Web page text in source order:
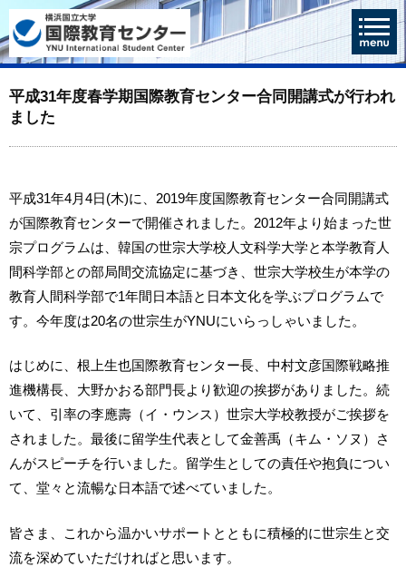
平成31年度春学期国際教育センター合同開講式が行われ
ました
平成31年4月4日(木)に、2019年度国際教育センター合同開講式
が国際教育センターで開催されました。2012年より始まった世
宗プログラムは、韓国の世宗大学校人文科学大学と本学教育人
間科学部との部局間交流協定に基づき、世宗大学校生が本学の
教育人間科学部で1年間日本語と日本文化を学ぶプログラムで
す。今年度は20名の世宗生がYNUにいらっしゃいました。
はじめに、根上生也国際教育センター長、中村文彦国際戦略推
進機構長、大野かおる部門長より歓迎の挨拶がありました。続
いて、引率の李應壽（イ・ウンス）世宗大学校教授がご挨拶を
されました。最後に留学生代表として金善禹（キム・ソヌ）さ
んがスピーチを行いました。留学生としての責任や抱負につい
て、堂々と流暢な日本語で述べていました。
皆さま、これから温かいサポートとともに積極的に世宗生と交
流を深めていただければと思います。